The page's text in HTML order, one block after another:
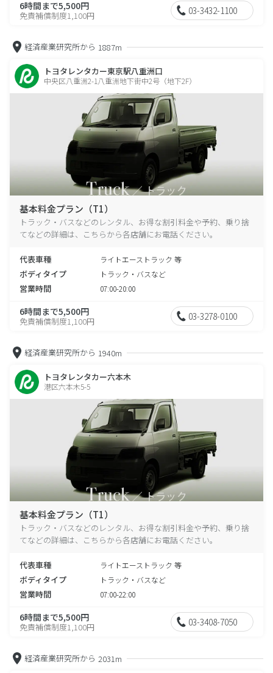
6時間まで5,500円
免責補償制度1,100円 03-3432-1100
経済産業研究所から 1887m
トヨタレンタカー東京駅八重洲口
中央区八重洲2-1八重洲地下街中2号（地下2F）
基本料金プラン（T1）
トラック・バスなどのレンタル、お得な割引料金や予約、乗り捨
てなどの詳細は、こちらから各店舗にお電話ください。
代表車種 ライトエーストラック 等
ボディタイプ トラック・バスなど
営業時間 07:00-20:00
6時間まで5,500円
免責補償制度1,100円 03-3278-0100
経済産業研究所から 1940m
トヨタレンタカー六本木
港区六本木5-5
基本料金プラン（T1）
トラック・バスなどのレンタル、お得な割引料金や予約、乗り捨
てなどの詳細は、こちらから各店舗にお電話ください。
代表車種 ライトエーストラック 等
ボディタイプ トラック・バスなど
営業時間 07:00-22:00
6時間まで5,500円
免責補償制度1,100円 03-3408-7050
経済産業研究所から 2031m